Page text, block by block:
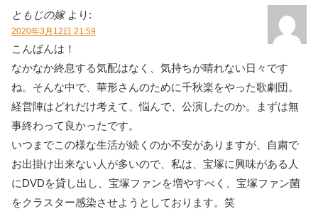
ともじの嫁 より:
2020年3月12日 21:59
こんばんは！
なかなか終息する気配はなく、気持ちが晴れない日々です
ね。そんな中で、華形さんのために千秋楽をやった歌劇団。
経営陣はどれだけ考えて、悩んで、公演したのか。まずは無
事終わって良かったです。
いつまでこの様な生活が続くのか不安がありますが、自粛で
お出掛け出来ない人が多いので、私は、宝塚に興味がある人
にDVDを貸し出し、宝塚ファンを増やすべく、宝塚ファン菌
をクラスター感染させようとしております。笑